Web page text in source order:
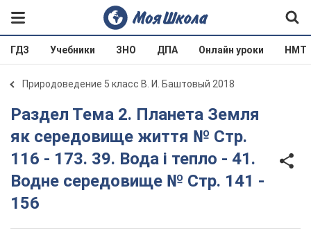
ГДЗ Учебники ЗНО ДПА Онлайн уроки НМТ
Природоведение 5 класс В. И. Баштовый 2018
Раздел Тема 2. Планета Земля
як середовище життя № Стр.
116 - 173. 39. Вода і тепло - 41.
Водне середовище № Стр. 141 -
156